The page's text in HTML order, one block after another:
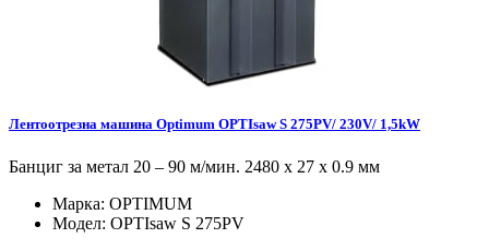
Лентоотрезна машина Optimum OPTIsaw S 275PV/ 230V/ 1,5kW
Банциг за метал 20 – 90 м/мин. 2480 х 27 х 0.9 мм
Марка: OPTIMUM
Модел: OPTIsaw S 275PV